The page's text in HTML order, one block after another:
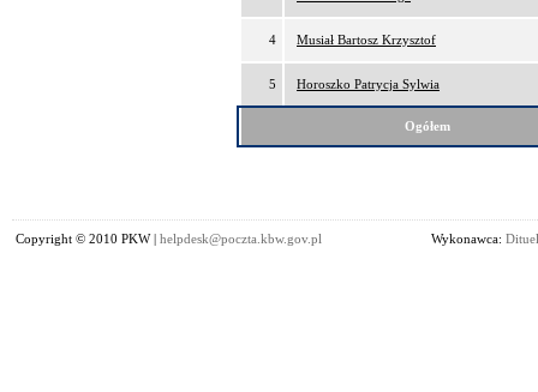
4 Musiał Bartosz Krzysztof
5 Horoszko Patrycja Sylwia
Ogółem
Copyright © 2010 PKW | helpdesk@poczta.kbw.gov.pl Wykonawca: